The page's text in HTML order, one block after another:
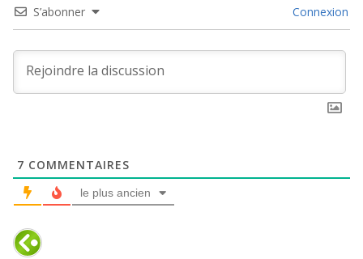
S’abonner Connexion
7 COMMENTAIRES
le plus ancien